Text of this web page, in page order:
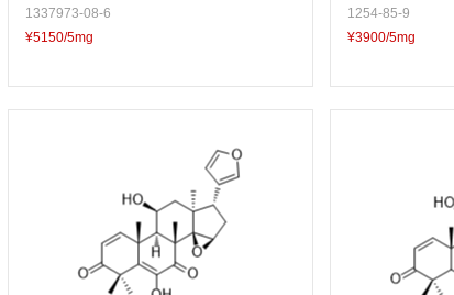
1337973-08-6
¥5150/5mg
1254-85-9
¥3900/5mg